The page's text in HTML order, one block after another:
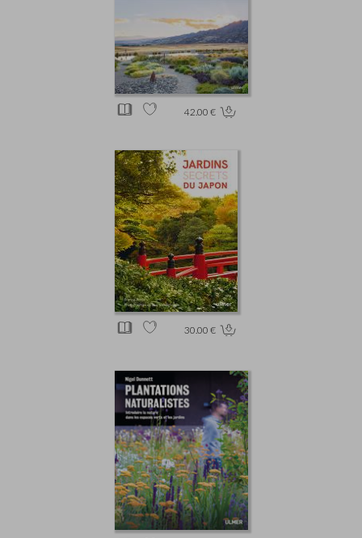
42.00 €
30.00 €